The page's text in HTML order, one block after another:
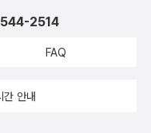
2514
FAQ
간 안내